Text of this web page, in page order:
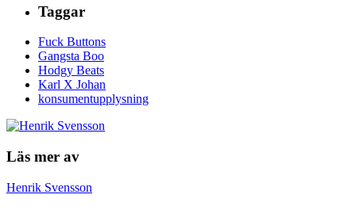
Taggar
Fuck Buttons
Gangsta Boo
Hodgy Beats
Karl X Johan
konsumentupplysning
Läs mer av
Henrik Svensson